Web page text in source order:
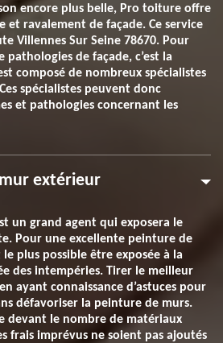
encore plus belle, Pro toiture offre
et ravalement de façade. Ce service
Villennes Sur Seine 78670. Pour
de façade, c’est la
composé de nombreux spécialistes
spécialistes peuvent donc
et pathologies concernant les
extérieur
un grand agent qui exposera le
Pour une excellente peinture de
plus possible être exposée à la
des intempéries. Tirer le meilleur
ayant connaissance d’astuces pour
défavoriser la peinture de murs.
devant le nombre de matériaux
frais imprévus ne soient pas ajoutés